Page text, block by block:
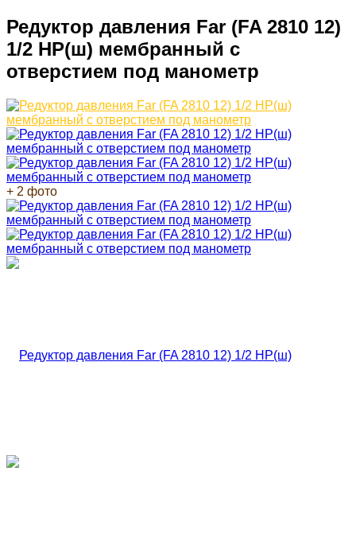
Редуктор давления Far (FA 2810 12)
1/2 НР(ш) мембранный с
отверстием под манометр
+ 2 фото